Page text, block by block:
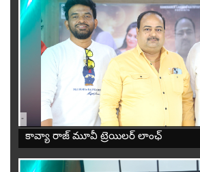
-
కావ్యా రాజ్ మూవీ ట్రెయిలర్ లాంఛ్